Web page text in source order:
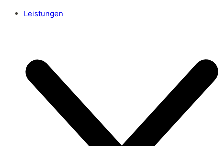
Leistungen